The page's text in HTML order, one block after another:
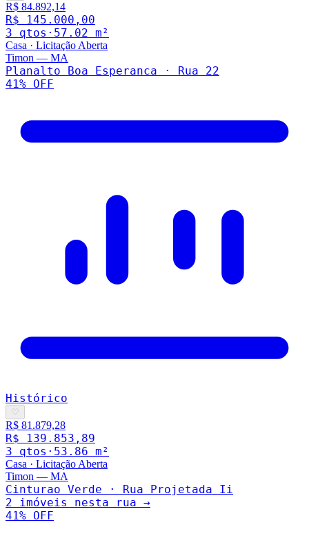
R$ 84.892,14
R$ 145.000,00
3 qtos · 57.02 m²
Casa · Licitação Aberta
Timon — MA
Planalto Boa Esperanca · Rua 22
41% OFF
Histórico
♡
R$ 81.879,28
R$ 139.853,89
3 qtos · 53.86 m²
Casa · Licitação Aberta
Timon — MA
Cinturao Verde · Rua Projetada Ii
2 imóveis nesta rua →
41% OFF